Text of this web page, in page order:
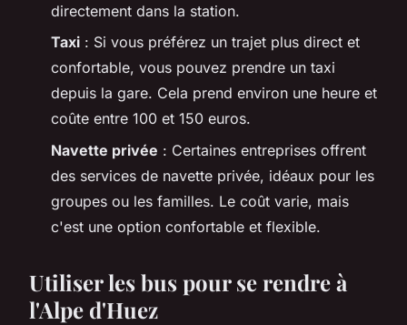
directement dans la station.
Taxi : Si vous préférez un trajet plus direct et
confortable, vous pouvez prendre un taxi
depuis la gare. Cela prend environ une heure et
coûte entre 100 et 150 euros.
Navette privée : Certaines entreprises offrent
des services de navette privée, idéaux pour les
groupes ou les familles. Le coût varie, mais
c'est une option confortable et flexible.
Utiliser les bus pour se rendre à
l'Alpe d'Huez